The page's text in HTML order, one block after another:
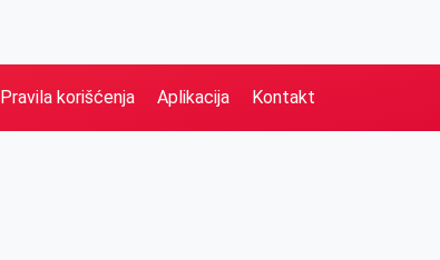
Pravila korišćenja Aplikacija Kontakt